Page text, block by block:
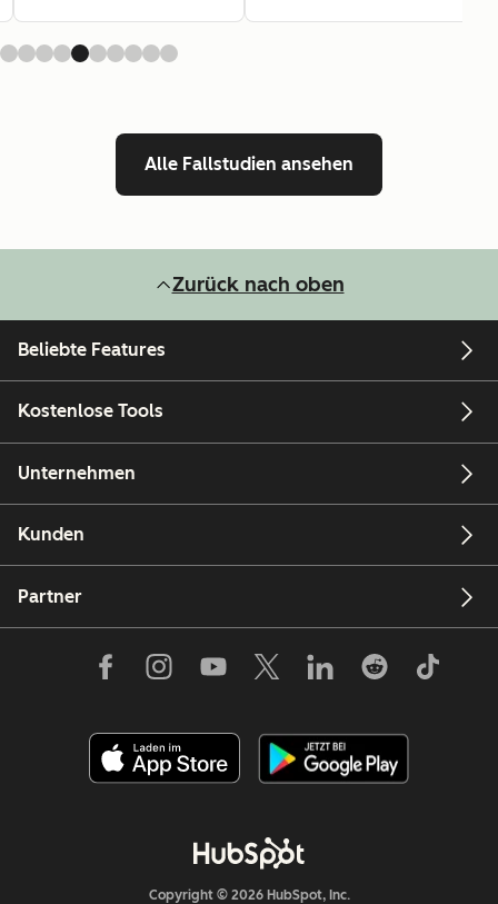
Alle Fallstudien ansehen
Zurück nach oben
Beliebte Features
Kostenlose Tools
Unternehmen
Kunden
Partner
Copyright © 2026 HubSpot, Inc.